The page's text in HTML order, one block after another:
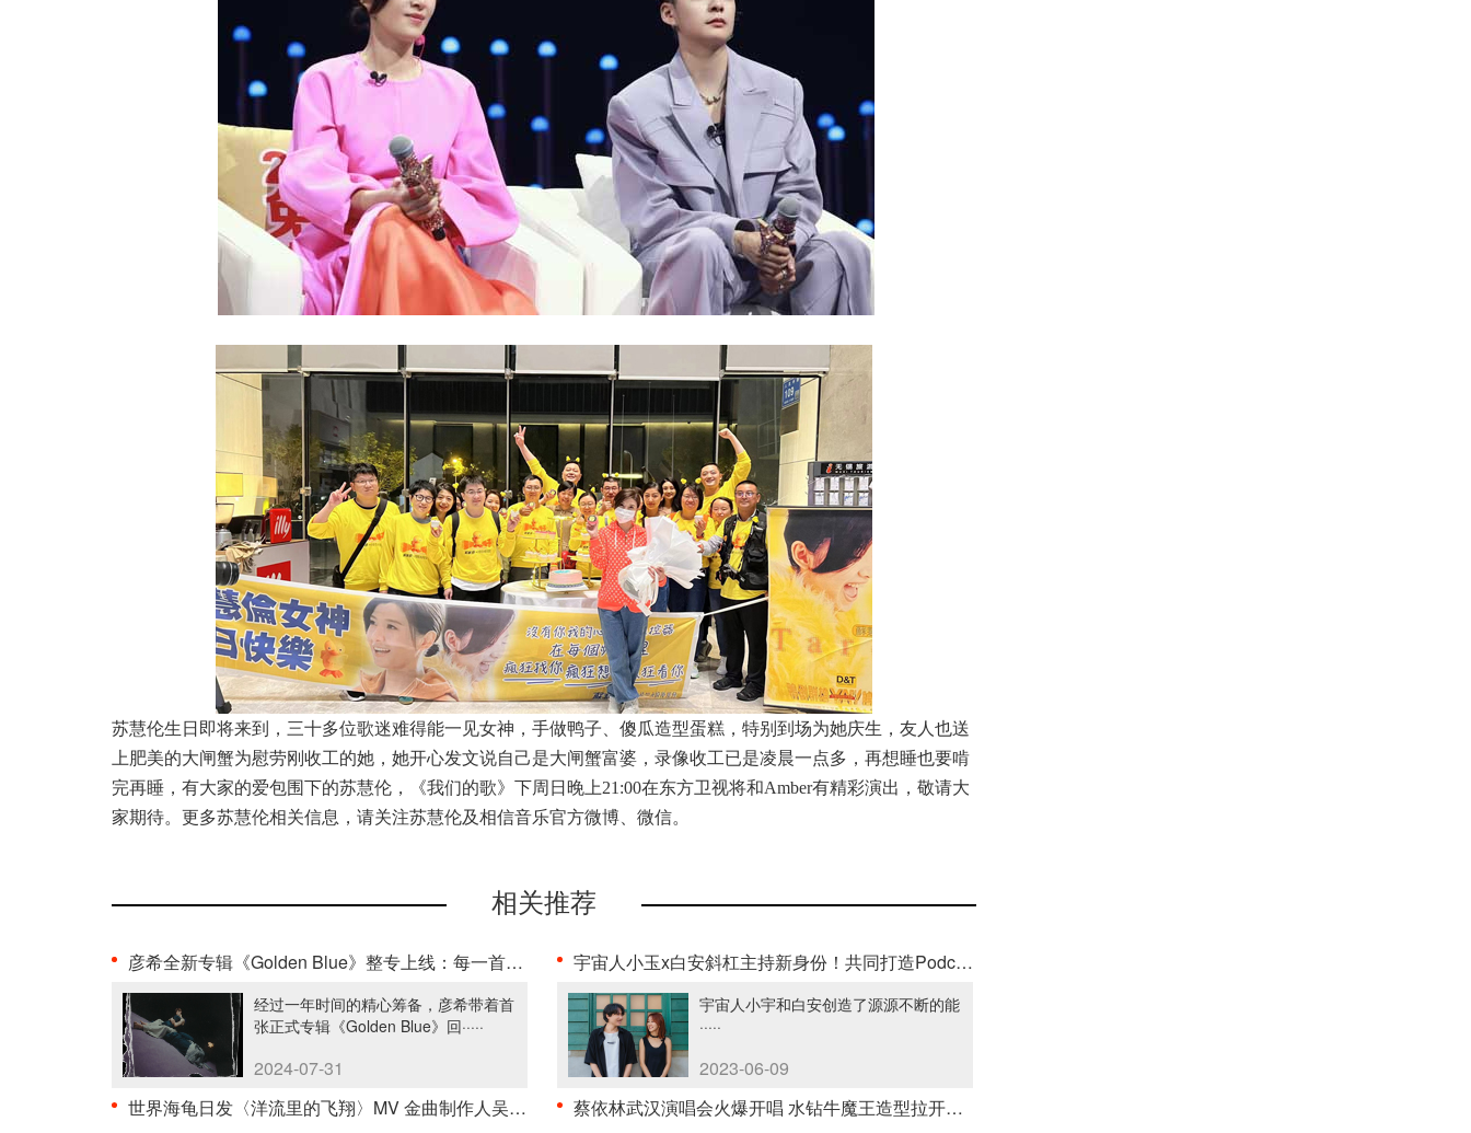
苏慧伦生日即将来到，三十多位歌迷难得能一见女神，手做鸭子、傻瓜造型蛋糕，特别到场为她庆生，友人也送
上肥美的大闸蟹为慰劳刚收工的她，她开心发文说自己是大闸蟹富婆，录像收工已是凌晨一点多， 再想睡也要啃
完再睡 ，有大家的爱包围下的苏慧伦，《我们的歌》 下周日晚上21:00在东方卫视将和Amber有精彩演出，敬请大
家期待。更多苏慧伦相关信息，请关注苏慧伦及相信音乐官方微博、微信。
相关推荐
彦希全新专辑《Golden Blue》整专上线：每一首歌都是一块人生切片···
经过一年时间的精心筹备，彦希带着首
张正式专辑《Golden Blue》回·····
2024-07-31
世界海龟日发〈洋流里的飞翔〉MV 金曲制作人吴0···
宇宙人小玉x白安斜杠主持新身份！共同打造Podcast《一个路人经过》，揭露心情秘辛0···
宇宙人小宇和白安创造了源源不断的能
·····
2023-06-09
蔡依林武汉演唱会火爆开唱 水钻牛魔王造型拉开三万人怪美狂欢序幕···